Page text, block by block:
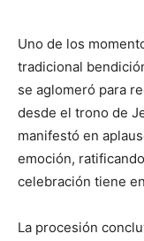
Uno de los
tradicional
se aglomeró para
desde el trono de
manifestó en
emoción,
celebración tiene
La procesión